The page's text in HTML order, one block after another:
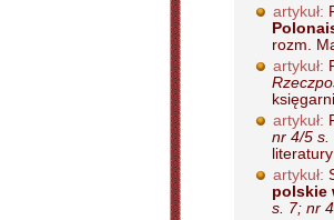
artykuł:
rozm.
artykuł:
artykuł:
nr 4/5 s.
artykuł:
polskie
s. 7; nr